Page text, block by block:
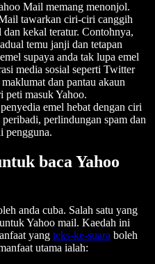
Mail memang menonjol.
tawarkan ciri-ciri canggih
kekal teratur. Contohnya,
temu janji dan tetapan
supaya anda tak lupa emel
media sosial seperti Twitter
dan pantau akaun
peti masuk Yahoo.
emel hebat dengan ciri
perlindungan spam dan
pengguna.
baca Yahoo
anda cuba. Salah satu yang
Yahoo mail. Kaedah ini
yang teks-ke-suara boleh
utama ialah: